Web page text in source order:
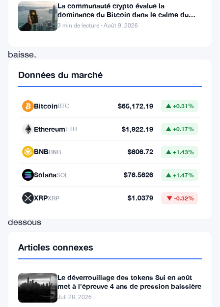
récemment
connu
baisse.
correction
baisse
entraîné
dessous
niveaux
support
cruciaux,
La communauté crypto évalue la
dominance du Bitcoin dans le calme du
week-end
3 min de lecture · Août 9, 2026
Données du marché
BitcoinBTC $65,172.19 ▲ +0.31%
EthereumETH $1,922.19 ▲ +0.17%
BNBBNB $606.72 ▲ +1.43%
SolanaSOL $76.5626 ▲ +1.47%
XRPXRP $1.0379 ▼ -0.32%
Articles connexes
Le déverrouillage des tokens Sui en août
met à l’épreuve 4 ans de pression baissière
Juil 28, 2026